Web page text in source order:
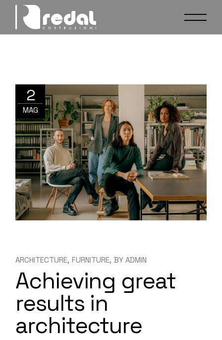
2
MAG
ARCHITECTURE FURNITURE BY ADMIN
Achieving great
results in
architecture